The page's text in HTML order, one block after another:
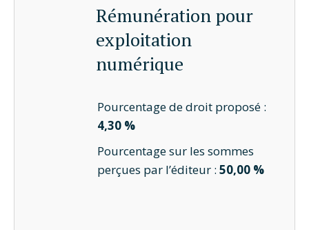
Rémunération pour
exploitation
numérique
Pourcentage de droit proposé :
4,30 %
Pourcentage sur les sommes
perçues par l’éditeur :50,00 %